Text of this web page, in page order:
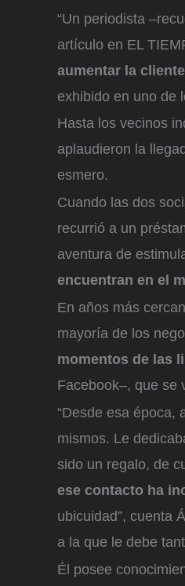
“Un periodista
artículo en EL
aumentar la
exhibido en uno de
Hasta los vecinos
aplaudieron la
esmero.
Cuando las dos
recurrió a un
aventura de
encuentran en el
En años más
mayoría de los
momentos de las
Facebook–, que se
“Desde esa época,
mismos. Le
sido un regalo, de
ese contacto ha
ubicuidad”, cuenta
a la que le debe
Él posee